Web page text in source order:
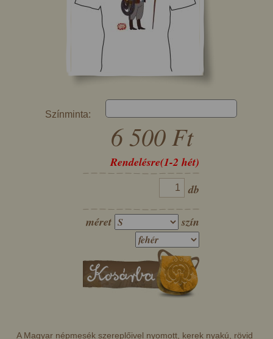
Színminta:
6 500 Ft
Rendelésre(1-2 hét)
db
méret szín
A Magyar népmesék szereplőivel nyomott, kerek nyakú, rövid